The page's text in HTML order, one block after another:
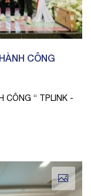
CÔNG
CÔNG “ TPLINK -